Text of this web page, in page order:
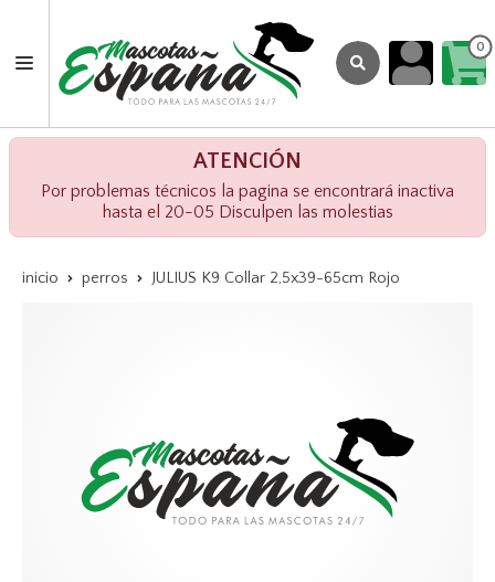
0
ATENCIÓN
Por problemas técnicos la pagina se encontrará inactiva
hasta el 20-05 Disculpen las molestias
inicio perros JULIUS K9 Collar 2,5x39-65cm Rojo